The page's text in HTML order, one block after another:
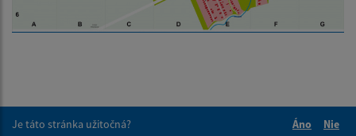
Je táto stránka užitočná?
Áno
Nie